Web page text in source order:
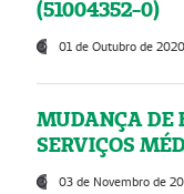
(51004352-0)
01 de Outubro de 2020
MUDANÇA DE
SERVIÇOS
03 de Novembro de